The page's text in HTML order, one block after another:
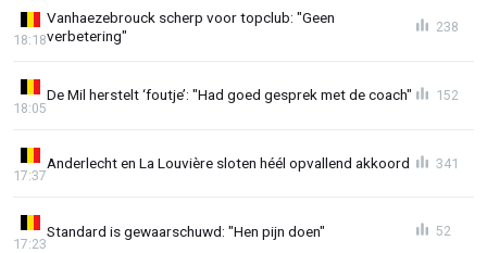
Vanhaezebrouck scherp voor topclub: "Geen
verbetering"
18:18
238
De Mil herstelt ‘foutje’: "Had goed gesprek met de coach"
18:05
152
Anderlecht en La Louvière sloten héél opvallend akkoord
17:37
341
Standard is gewaarschuwd: "Hen pijn doen"
17:23
52